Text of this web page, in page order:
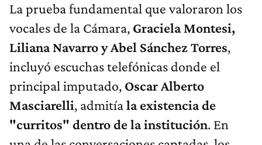
La prueba fundamental que valoraron los
vocales de la Cámara, Graciela Montesi,
Liliana Navarro y Abel Sánchez Torres,
incluyó escuchas telefónicas donde el
principal imputado, Oscar Alberto
Masciarelli, admitíala existencia de
"curritos" dentro de la institución. En